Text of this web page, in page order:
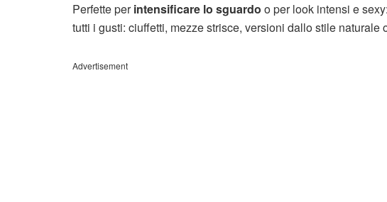
Perfette perintensificare lo sguardo o per look intensi e
tutti i gusti: ciuffetti, mezze strisce, versioni dallo stile naturale
Advertisement